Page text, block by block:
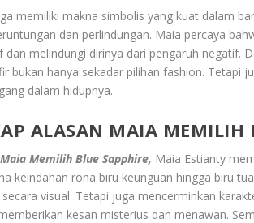
memiliki makna simbolis yang kuat dalam
dan perlindungan. Maia percaya
dan melindungi dirinya dari pengaruh negatif.
bukan hanya sekadar pilihan fashion. Tetapi
dalam hidupnya.
ALASAN MAIA MEMILIH
Memilih Blue Sapphire, Maia Estianty
keindahan rona biru keunguan hingga biru
visual. Tetapi juga mencerminkan
kesan misterius dan menawan.